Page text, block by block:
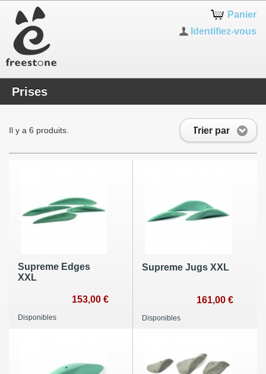
Panier
Identifiez-vous
Prises
Trier par
Il y a 6 produits.
Supreme Edges
XXL
153,00 €
Disponibles
Supreme Jugs XXL
161,00 €
Disponibles